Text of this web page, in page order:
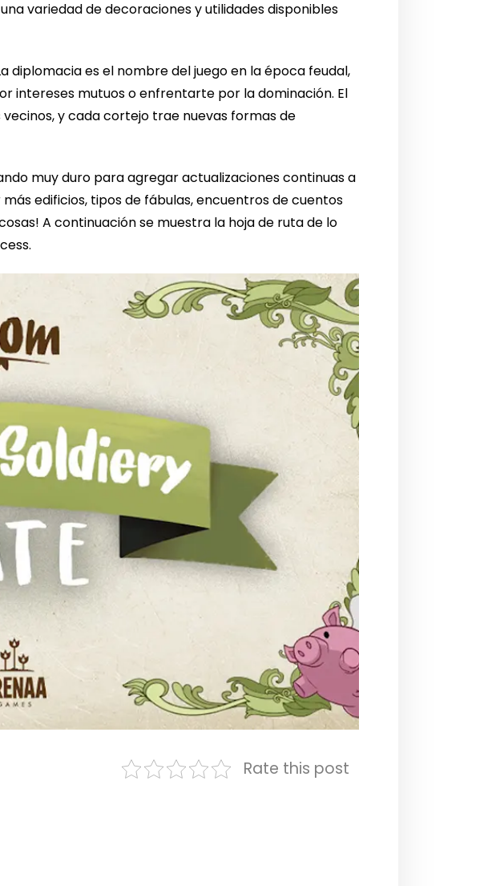
variedad de decoraciones y utilidades disponibles
diplomacia es el nombre del juego en la época feudal,
intereses mutuos o enfrentarte por la dominación. El
y cada cortejo trae nuevas formas de
muy duro para agregar actualizaciones continuas a
edificios, tipos de fábulas, encuentros de cuentos
A continuación se muestra la hoja de ruta de lo
Rate this post